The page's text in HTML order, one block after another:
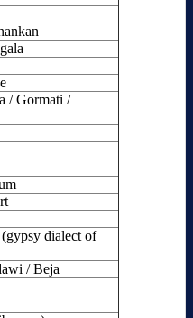
/ Gormati /
dialect of
/ Beja